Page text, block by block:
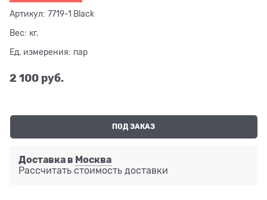
Артикул: 7719-1 Black
Вес: кг.
Ед. измерения: пар
2 100 руб.
ПОД ЗАКАЗ
Доставка в Москва
Рассчитать стоимость доставки